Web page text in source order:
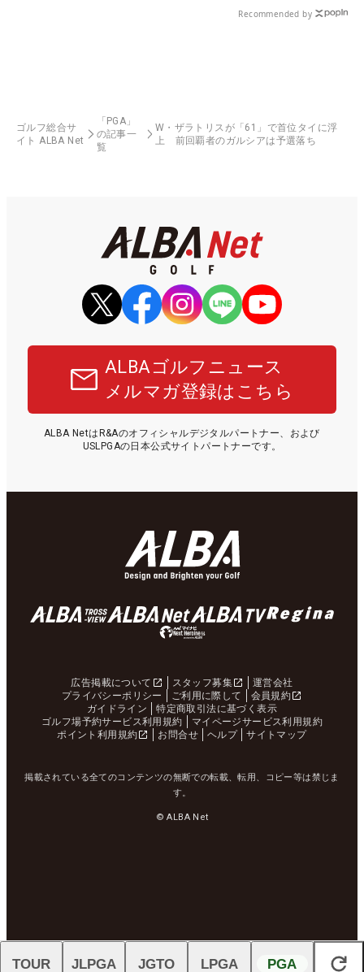
Recommended by
ゴルフ総合サ
イト ALBA Net
「PGA」
の記事一
覧
W・ザラトリスが「61」で首位タイに浮
上 前回覇者のガルシアは予選落ち
ALBAゴルフニュース
メルマガ登録はこちら
ALBA NetはR&Aのオフィシャルデジタルパートナー、および
USLPGAの日本公式サイトパートナーです。
広告掲載について スタッフ募集
運営会社
プライバシーポリシー
ご利用に際して
会員規約
ガイドライン
特定商取引法に基づく表示
ゴルフ場予約サービス利用規約
マイページサービス利用規約
ポイント利用規約
お問合せ ヘルプ サイトマップ
掲載されている全てのコンテンツの無断での転載、転用、コピー等は禁じま
す。
© ALBA Net
閉じる
TOUR JLPGA JGTO LPGA PGA